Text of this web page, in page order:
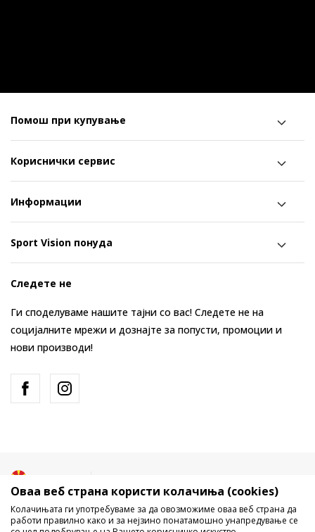
Помош при купување
Кориснички сервис
Информации
Sport Vision понуда
Следете не
Ги споделуваме нашите тајни со вас! Следете не на
социјалните мрежи и дознајте за попусти, промоции и
нови производи!
Оваа веб страна користи колачиња (cookies)
Колачињата ги употребуваме за да овозможиме оваа веб страна да
работи правилно како и за нејзино понатамошно унапредување се